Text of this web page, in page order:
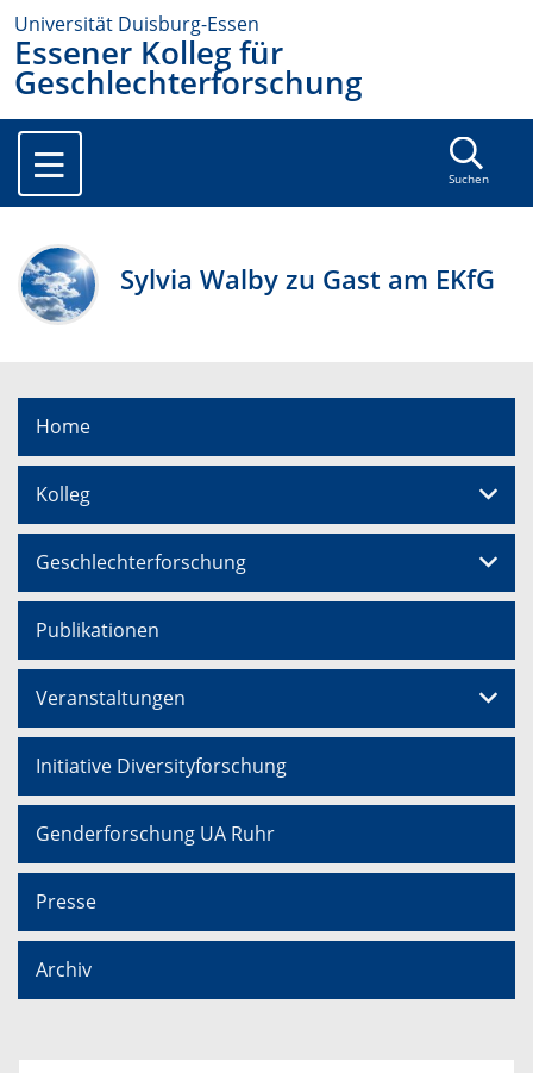
Universität Duisburg-Essen
Essener Kolleg für
Geschlechterforschung
Suchen
Sylvia Walby zu Gast am EKfG
Home
Kolleg
Geschlechterforschung
Publikationen
Veranstaltungen
Initiative Diversityforschung
Genderforschung UA Ruhr
Presse
Archiv